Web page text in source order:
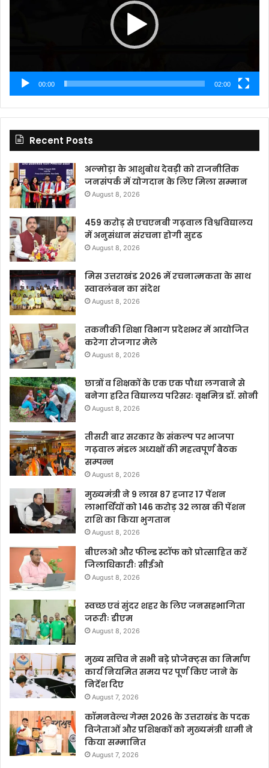
00:00 02:00
Recent Posts
अल्मोड़ा के आशुबोध देवड़ी को राजनीतिक
जनसंपर्क में योगदान के लिए मिला सम्मान
August 8, 2026
459 करोड़ से एचएनबी गढ़वाल विश्वविद्यालय
में अनुसंधान संरचना होगी सुदृढ
August 8, 2026
मिस उत्तराखंड 2026 में रचनात्मकता के साथ
स्वावलंबन का संदेश
August 8, 2026
तकनीकी शिक्षा विभाग प्रदेशभर में आयोजित
करेगा रोजगार मेले
August 8, 2026
छात्रों व शिक्षकों के एक एक पौधा लगवाने से
बनेगा हरित विद्यालय परिसरः वृक्षमित्र डॉ. सोनी
August 8, 2026
तीसरी बार सरकार के संकल्प पर भाजपा
गढ़वाल मंडल अध्यक्षों की महत्वपूर्ण बैठक
सम्पन्न
August 8, 2026
मुख्यमंत्री ने 9 लाख 87 हजार 17 पेंशन
लाभार्थियों को 146 करोड़ 32 लाख की पेंशन
राशि का किया भुगतान
August 8, 2026
बीएलओ और फील्ड स्टॉफ को प्रोत्साहित करें
जिलाधिकारीः सीईओ
August 8, 2026
स्वच्छ एवं सुंदर शहर के लिए जनसहभागिता
जरूरीः डीएम
August 8, 2026
मुख्य सचिव ने सभी बड़े प्रोजेक्ट्स का निर्माण
कार्य नियमित समय पर पूर्ण किए जाने के
निर्देश दिए
August 7, 2026
कॉमनवेल्थ गेम्स 2026 के उत्तराखंड के पदक
विजेताओं और प्रशिक्षकों को मुख्यमंत्री धामी ने
किया सम्मानित
August 7, 2026